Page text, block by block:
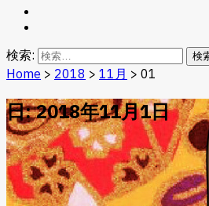
検索:
Home > 2018 > 11月 > 01
日: 2018年11月1日